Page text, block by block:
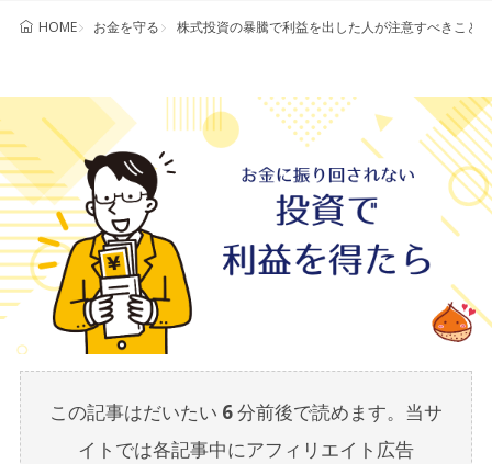
HOME お金を守る 株式投資の暴騰で利益を出した人が注意すべきこと
この記事はだいたい 6分前後で読めます。当サ
イトでは各記事中にアフィリエイト広告